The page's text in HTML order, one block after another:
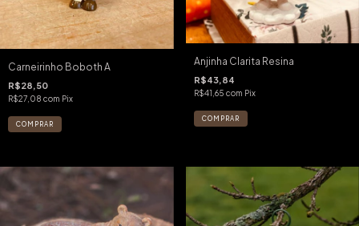
Carneirinho Boboth A
R$28,50
R$27,08 com Pix
Anjinha Clarita Resina
R$43,84
R$41,65 com Pix